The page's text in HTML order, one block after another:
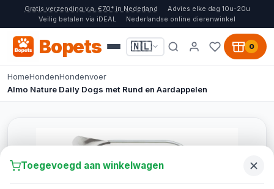
Gratis verzending v.a. €70* in Nederland
Advies elke dag 10u-20u
Veilig betalen via iDEAL
Nederlandse online dierenwinkel
Bopets 🇳🇱 0
HomeHondenHondenvoer
Almo Nature Daily Dogs met Rund en Aardappelen
Toegevoegd aan winkelwagen